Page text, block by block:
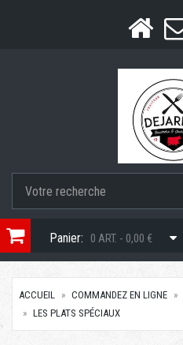
Panier: 0 ART. - 0,00 €
ACCUEIL COMMANDEZ EN LIGNE
LES PLATS SPÉCIAUX